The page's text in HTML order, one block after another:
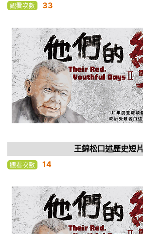
觀看次數 33
王錦松口述歷史短片
觀看次數 14